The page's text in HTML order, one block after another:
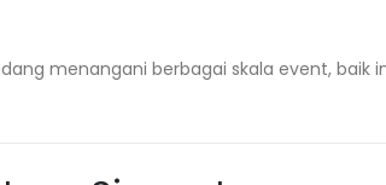
menangani berbagai skala event, baik